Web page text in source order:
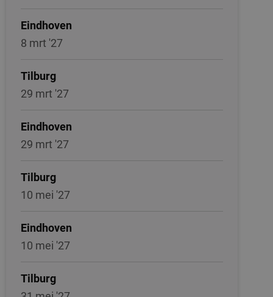
Eindhoven
8 mrt '27
Tilburg
29 mrt '27
Eindhoven
29 mrt '27
Tilburg
10 mei '27
Eindhoven
10 mei '27
Tilburg